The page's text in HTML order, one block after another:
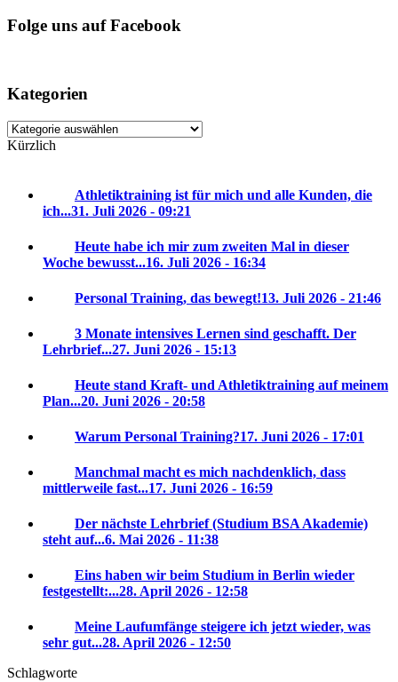
Folge uns auf Facebook
Kategorien
Kategorien
Kürzlich
Athletiktraining ist für mich und alle Kunden, die
ich...31. Juli 2026 - 09:21
Heute habe ich mir zum zweiten Mal in dieser
Woche bewusst...16. Juli 2026 - 16:34
Personal Training, das bewegt!13. Juli 2026 - 21:46
3 Monate intensives Lernen sind geschafft. Der
Lehrbrief...27. Juni 2026 - 15:13
Heute stand Kraft- und Athletiktraining auf meinem
Plan...20. Juni 2026 - 20:58
Warum Personal Training?17. Juni 2026 - 17:01
Manchmal macht es mich nachdenklich, dass
mittlerweile fast...17. Juni 2026 - 16:59
Der nächste Lehrbrief (Studium BSA Akademie)
steht auf...6. Mai 2026 - 11:38
Eins haben wir beim Studium in Berlin wieder
festgestellt:...28. April 2026 - 12:58
Meine Laufumfänge steigere ich jetzt wieder, was
sehr gut...28. April 2026 - 12:50
Schlagworte